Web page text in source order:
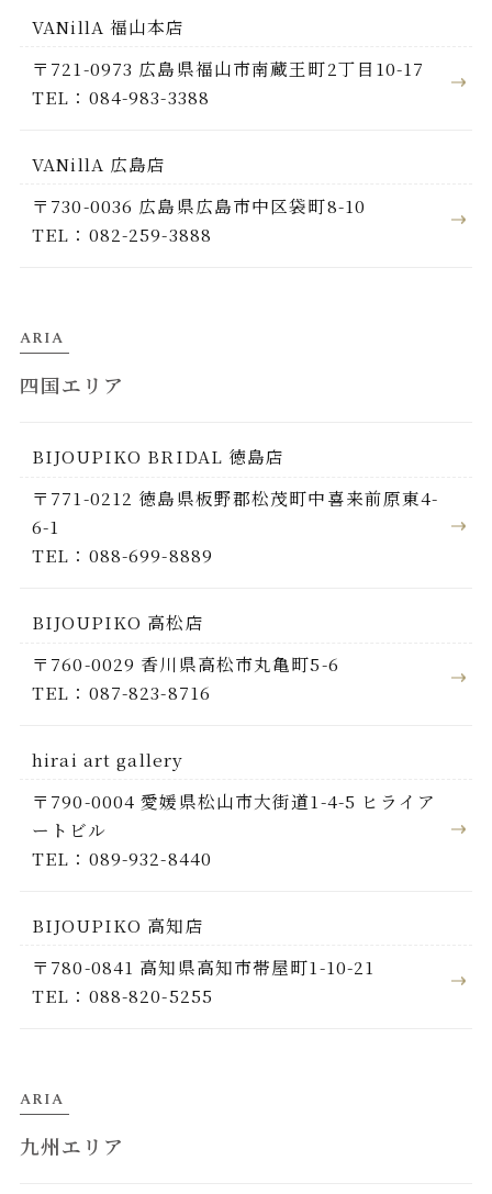
VANillA 福山本店
〒721-0973 広島県福山市南蔵王町2丁目10-17
TEL：084-983-3388
VANillA 広島店
〒730-0036 広島県広島市中区袋町8-10
TEL：082-259-3888
ARIA
四国エリア
BIJOUPIKO BRIDAL 徳島店
〒771-0212 徳島県板野郡松茂町中喜来前原東4-
6-1
TEL：088-699-8889
BIJOUPIKO 高松店
〒760-0029 香川県高松市丸亀町5-6
TEL：087-823-8716
hirai art gallery
〒790-0004 愛媛県松山市大街道1-4-5 ヒライア
ートビル
TEL：089-932-8440
BIJOUPIKO 高知店
〒780-0841 高知県高知市帯屋町1-10-21
TEL：088-820-5255
ARIA
九州エリア